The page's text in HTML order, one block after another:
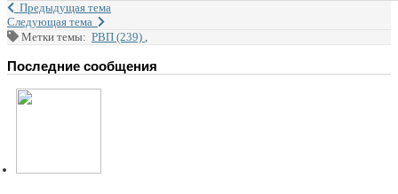
Предыдущая тема
Следующая тема
Метки темы: РВП (239) ,
Последние сообщения